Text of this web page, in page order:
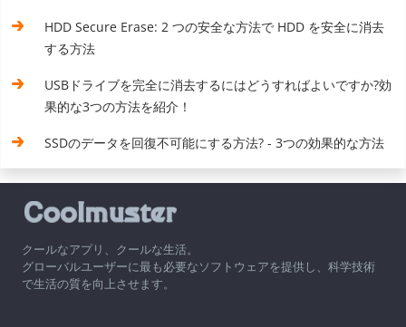
HDD Secure Erase: 2 つの安全な方法で HDD を安全に消去
する方法
USBドライブを完全に消去するにはどうすればよいですか?効
果的な3つの方法を紹介！
SSDのデータを回復不可能にする方法? - 3つの効果的な方法
クールなアプリ、クールな生活。
グローバルユーザーに最も必要なソフトウェアを提供し、科学技術
で生活の質を向上させます。